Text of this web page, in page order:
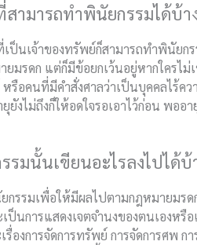
ามารถทำพินัยกรรมได้บ้า
ป็นเจ้าของทรัพย์ก็สามารถทำพินัยก
ยมรดก แต่ก็มีข้อยกเว้นอยู่หากใครไ
รือคนที่มีคำสั่งศาลว่าเป็นบุคคลไร้ค
ยังไม่ถึงก็ให้อดใจรอเอาไว้ก่อน พออ
มนั้นเขียนอะไรลงไปได้บ้
กรรมเพื่อให้มีผลไปตามกฎหมายมรด
ป็นการแสดงเจตจำนงของตนเองหรื
รื่องการจัดการทรัพย์ การจัดการศพ